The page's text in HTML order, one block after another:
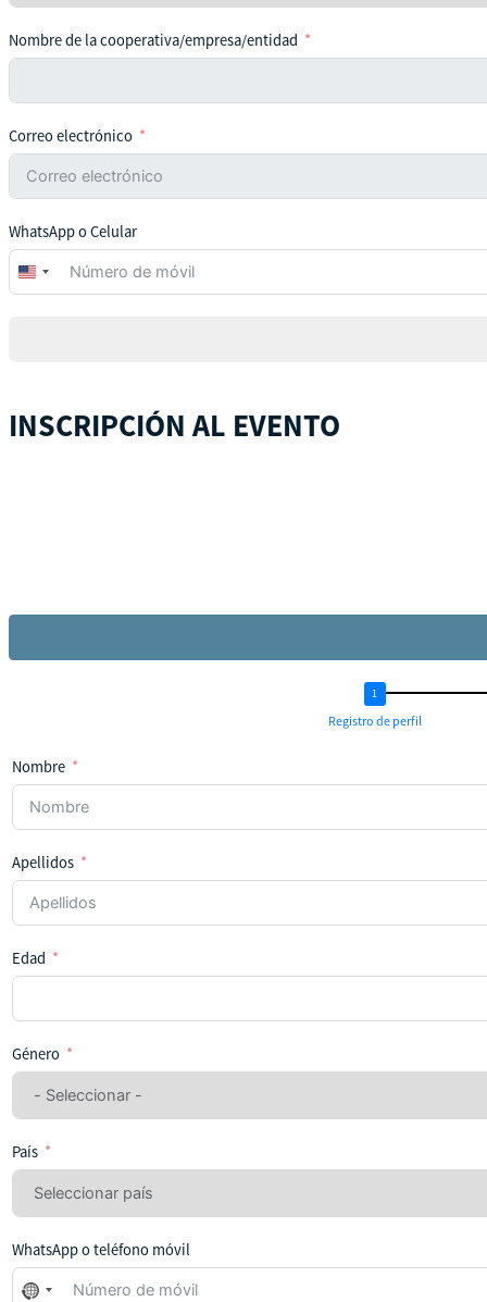
Nombre de la cooperativa/empresa/entidad
Correo electrónico
WhatsApp o Celular
United
States
INSCRIPCIÓN AL EVENTO
Registro de perfil
Nombre
Apellidos
Edad
Género
País
WhatsApp o teléfono móvil
No